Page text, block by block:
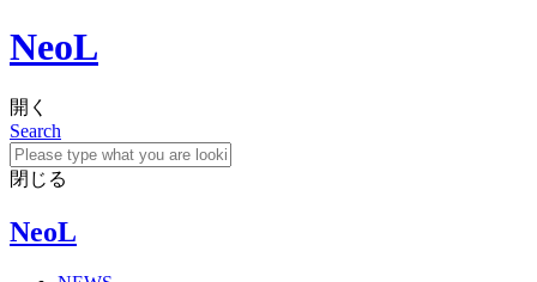
NeoL
開く
Search
閉じる
NeoL